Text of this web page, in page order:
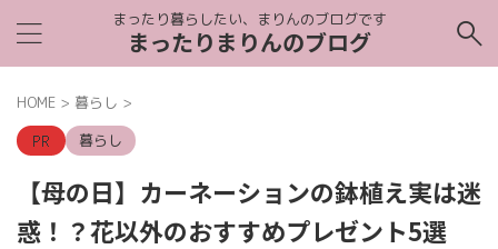
まったり暮らしたい、まりんのブログです
まったりまりんのブログ
HOME > 暮らし >
暮らし
【母の日】カーネーションの鉢植え実は迷
惑！？花以外のおすすめプレゼント5選